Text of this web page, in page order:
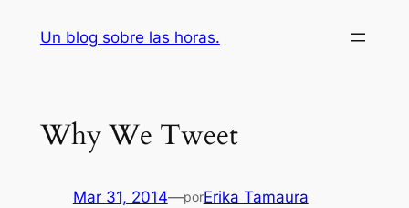
Un blog sobre las horas.
Why We Tweet
Mar 31, 2014—porErika Tamaura